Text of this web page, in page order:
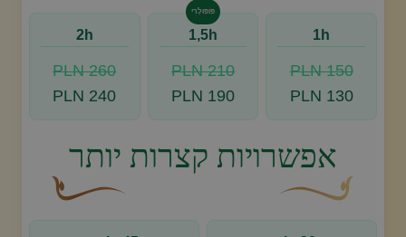
בצע הזמנה, צור איתנו קשר
1h
150 PLN
130 PLN
פּוֹפּוּלָרִי
1,5h
210 PLN
190 PLN
2h
260 PLN
240 PLN
אפשרויות קצרות יותר